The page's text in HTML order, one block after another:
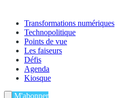
Transformations numériques
Technopolitique
Points de vue
Les faiseurs
Défis
Agenda
Kiosque
M'abonner